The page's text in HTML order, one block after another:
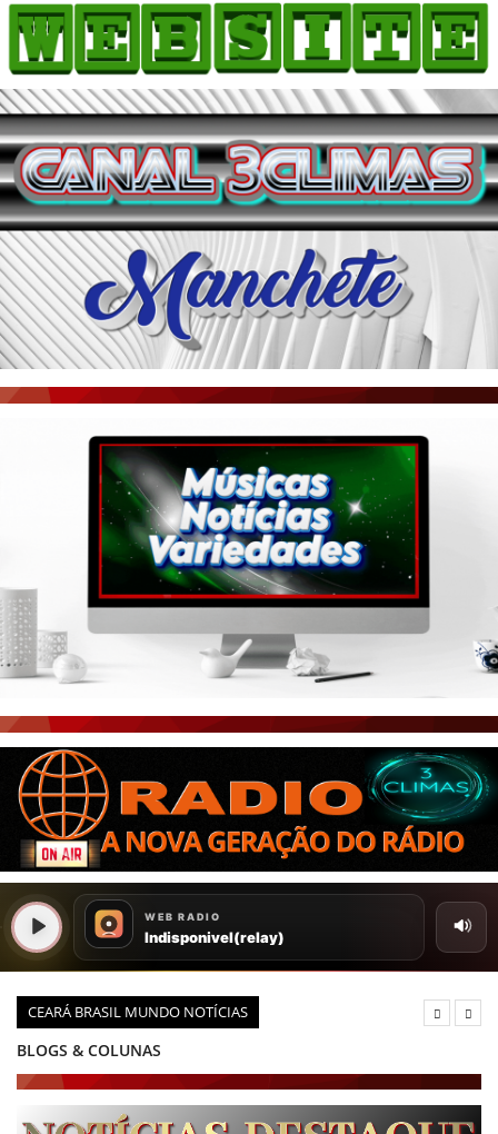
CEARÁ BRASIL MUNDO NOTÍCIAS
BLOGS & COLUNAS
PODCAST - PONTO DE VISTA
HOME
COMO ANUNCIAR
JORNAIS DO BRASIL
PODCAST/NOTÍCIAS
AS NOTÍCIAS DO DIA
ACONTECEU...VIROU MANCHETE!
BLOGS & COLUNAS
AGÊNCIA DE NOTÍCIAS
CNN BRASIL
PORTAL CEARÁ
ÚLTIMAS POSTAGENS
BOAS NOTÍCIAS...VIRAM MANCHETE!
CEARÁ BRASIL NOTÍCIAS
CEARÁ BRASIL MUNDO 1
BRASIL DE FATO
NOTÍCIAS GERAIS
CONECTE-SE
REGISTO